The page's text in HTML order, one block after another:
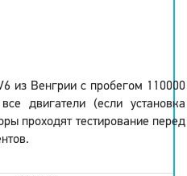
из Венгрии с пробегом 110000
двигатели (если установка
проходят тестирование перед